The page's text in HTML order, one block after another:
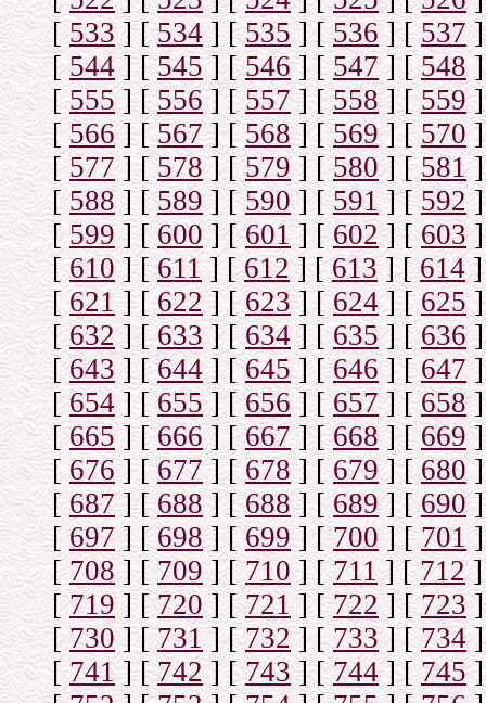
[533] [534] [535] [536] [537]
[544] [545] [546] [547] [548]
[555] [556] [557] [558] [559]
[566] [567] [568] [569] [570]
[577] [578] [579] [580] [581]
[588] [589] [590] [591] [592]
[599] [600] [601] [602] [603]
[610] [611] [612] [613] [614]
[ 621] [622] [623] [624] [625]
[632] [633] [634] [635] [636]
[643] [644] [645] [646] [ 647]
[654] [655] [656] [657] [658]
[665] [666] [667] [668] [669]
[676] [677] [678] [679] [680]
[687] [688] [688] [689] [690]
[697] [698] [699] [700] [ 701]
[708] [709] [710] [711] [712]
[719] [720] [721] [722] [723]
[730] [731] [732] [733] [734]
[741] [742] [743] [744] [745]